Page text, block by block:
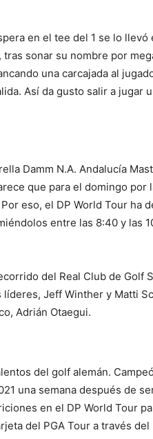
en el tee del 1 se lo llevó
sonar su nombre por
una carcajada al
Así da gusto salir a jugar
Damm N.A. Andalucía
que para el domingo por
eso, el DP World Tour ha
entre las 8:40 y las
del Real Club de Golf
Jeff Winther y Matti
Adrián Otaegui.
del golf alemán.
una semana después de
en el DP World Tour
del PGA Tour a través del